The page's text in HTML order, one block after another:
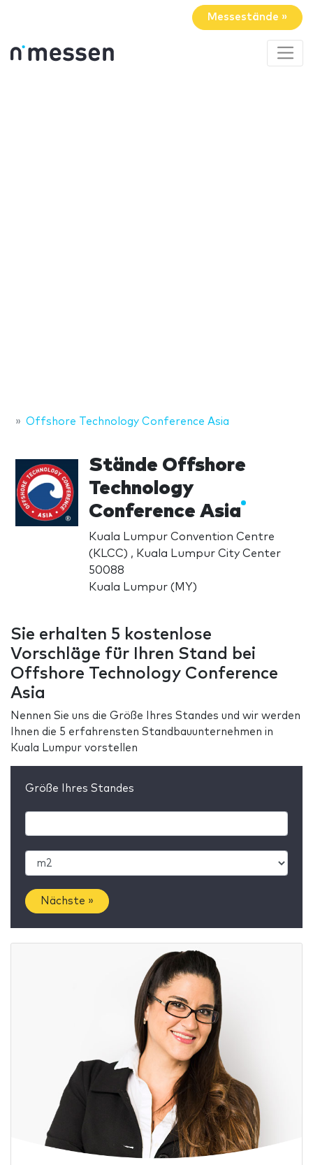
Messestände »
Offshore Technology Conference Asia
Stände Offshore
Technology
Conference Asia
Kuala Lumpur Convention Centre
(KLCC) , Kuala Lumpur City Center
50088
Kuala Lumpur (MY)
Sie erhalten 5 kostenlose
Vorschläge für Ihren Stand bei
Offshore Technology Conference
Asia
Nennen Sie uns die Größe Ihres Standes und wir werden
Ihnen die 5 erfahrensten Standbauunternehmen in
Kuala Lumpur vorstellen
Größe Ihres Standes
Nächste »